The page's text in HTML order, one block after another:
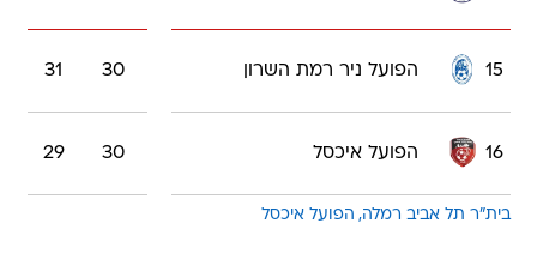
15 הפועל ניר רמת השרון 30
31
16 הפועל איכסל 30
29
בית"ר תל אביב רמלה הפועל איכסל